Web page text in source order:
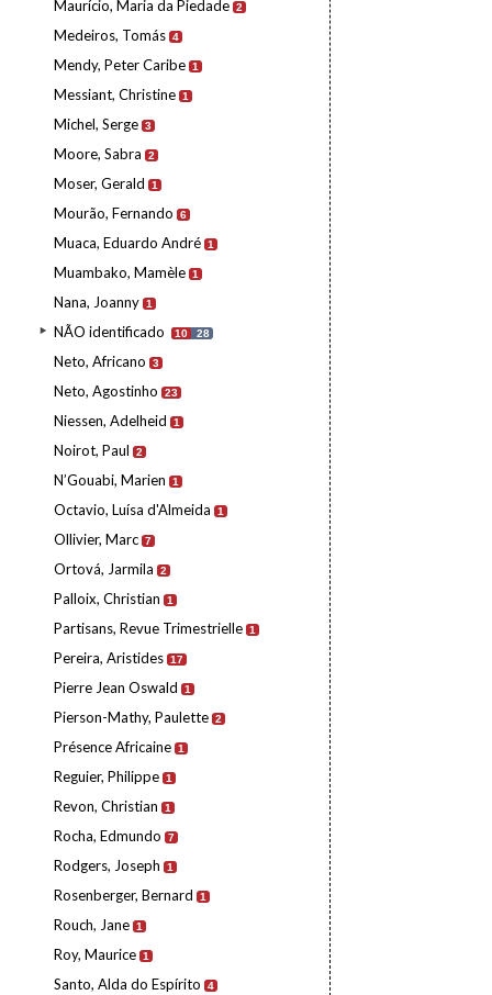
Maurício, Maria da Piedade 2
Medeiros, Tomás 4
Mendy, Peter Caribe 1
Messiant, Christine 1
Michel, Serge 3
Moore, Sabra 2
Moser, Gerald 1
Mourão, Fernando 6
Muaca, Eduardo André 1
Muambako, Mamèle 1
Nana, Joanny 1
NÃO identificado 10 28
Neto, Africano 3
Neto, Agostinho 23
Niessen, Adelheid 1
Noirot, Paul 2
N’Gouabi, Marien 1
Octavio, Luísa d'Almeida 1
Ollivier, Marc 7
Ortová, Jarmila 2
Palloix, Christian 1
Partisans, Revue Trimestrielle 1
Pereira, Aristides 17
Pierre Jean Oswald 1
Pierson-Mathy, Paulette 2
Présence Africaine 1
Reguier, Philippe 1
Revon, Christian 1
Rocha, Edmundo 7
Rodgers, Joseph 1
Rosenberger, Bernard 1
Rouch, Jane 1
Roy, Maurice 1
Santo, Alda do Espírito 4